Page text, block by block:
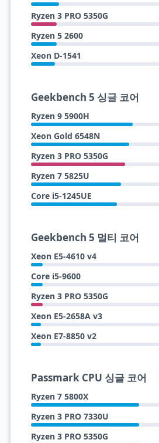
Ryzen 3 PRO 5350G
Ryzen 5 2600
Xeon D-1541
Geekbench 5 싱글 코어
Ryzen 9 5900H
Xeon Gold 6548N
Ryzen 3 PRO 5350G
Ryzen 7 5825U
Core i5-1245UE
Geekbench 5 멀티 코어
Xeon E5-4610 v4
Core i5-9600
Ryzen 3 PRO 5350G
Xeon E5-2658A v3
Xeon E7-8850 v2
Passmark CPU 싱글 코어
Ryzen 7 5800X
Ryzen 3 PRO 7330U
Ryzen 3 PRO 5350G